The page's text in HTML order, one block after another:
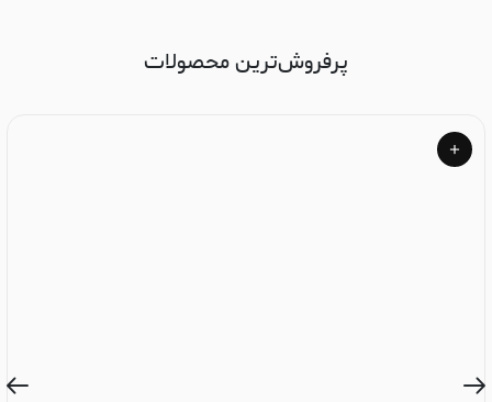
پرفروش‌ترین محصولات